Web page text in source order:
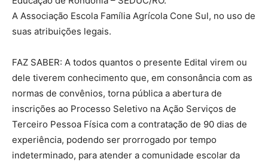
A Associação Escola Família Agrícola Cone Sul, no uso de
suas atribuições legais.
FAZ SABER: A todos quantos o presente Edital virem ou
dele tiverem conhecimento que, em consonância com as
normas de convênios, torna pública a abertura de
inscrições ao Processo Seletivo na Ação Serviços de
Terceiro Pessoa Física com a contratação de 90 dias de
experiência, podendo ser prorrogado por tempo
indeterminado, para atender a comunidade escolar da